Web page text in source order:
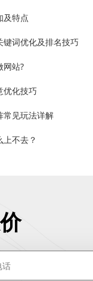
及特点
键词优化及排名技巧
网站?
优化技巧
常见玩法详解
不去？